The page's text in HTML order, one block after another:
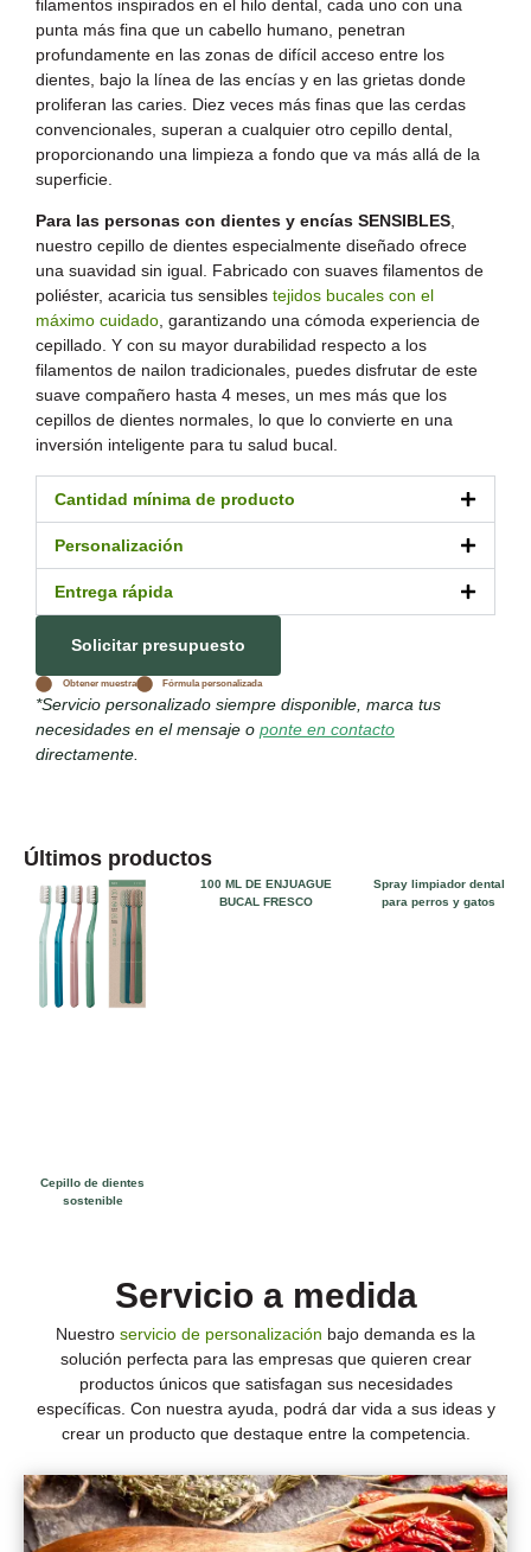
filamentos inspirados en el hilo dental, cada uno con una
punta más fina que un cabello humano, penetran
profundamente en las zonas de difícil acceso entre los
dientes, bajo la línea de las encías y en las grietas donde
proliferan las caries. Diez veces más finas que las cerdas
convencionales, superan a cualquier otro cepillo dental,
proporcionando una limpieza a fondo que va más allá de la
superficie.
Para las personas con dientes y encías SENSIBLES,
nuestro cepillo de dientes especialmente diseñado ofrece
una suavidad sin igual. Fabricado con suaves filamentos de
poliéster, acaricia tus sensibles tejidos bucales con el
máximo cuidado, garantizando una cómoda experiencia de
cepillado. Y con su mayor durabilidad respecto a los
filamentos de nailon tradicionales, puedes disfrutar de este
suave compañero hasta 4 meses, un mes más que los
cepillos de dientes normales, lo que lo convierte en una
inversión inteligente para tu salud bucal.
Cantidad mínima de producto
Personalización
Entrega rápida
Solicitar presupuesto
Obtener muestra Fórmula personalizada
*Servicio personalizado siempre disponible, marca tus
necesidades en el mensaje o ponte en contacto
directamente.
Últimos productos
Cepillo de dientes
sostenible
100 ML DE ENJUAGUE
BUCAL FRESCO
Spray limpiador dental
para perros y gatos
Servicio a medida
Nuestro servicio de personalización bajo demanda es la
solución perfecta para las empresas que quieren crear
productos únicos que satisfagan sus necesidades
específicas. Con nuestra ayuda, podrá dar vida a sus ideas y
crear un producto que destaque entre la competencia.